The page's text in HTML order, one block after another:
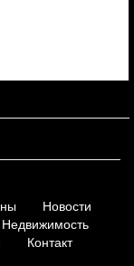
Новости
Недвижимость
Контакт